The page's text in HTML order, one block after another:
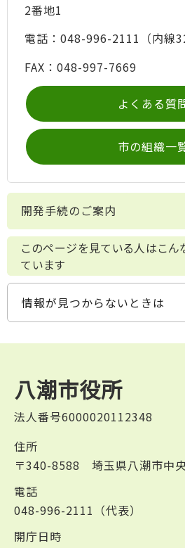
2番地1
電話：048-996-2111（内線
FAX：048-997-7669
よくある質
市の組織一
開発手続のご案内
このページを見ている人はこん
ています
情報が見つからないときは
八潮市役所
法人番号6000020112348
住所
〒340-8588 埼玉県八潮市中
電話
048-996-2111（代表）
開庁日時